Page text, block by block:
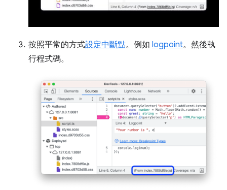
按照平常的方式設定中斷點。例如 logpoint。然後執
行程式碼。